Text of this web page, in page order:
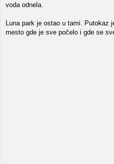
voda odnela.
Luna park je ostao u tami. Putokaz
mesto gde je sve počelo i gde se